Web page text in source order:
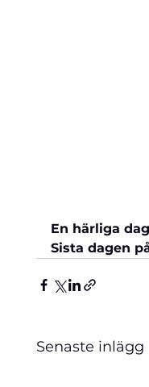
En härliga
Sista dagen
Senaste inlägg